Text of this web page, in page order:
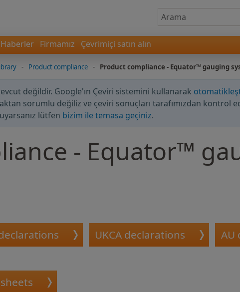
Haberler Firmamız Çevrimiçi satın alın
- Product compliance - Product compliance - Equator™ gauging
değildir. Google'ın Çeviri sistemini kullanarak
sorumlu değiliz ve çeviri sonuçları tarafımızdan kontrol
lütfen bizim ile temasa geçiniz.
- Equator™
UKCA declarations AU